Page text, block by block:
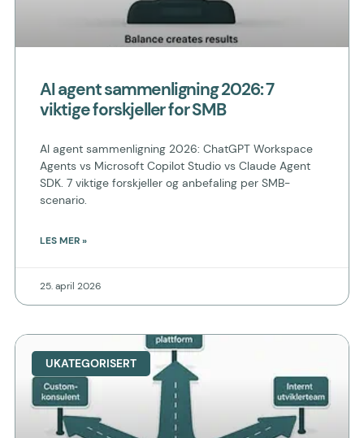
AI agent sammenligning 2026: 7
viktige forskjeller for SMB
AI agent sammenligning 2026: ChatGPT Workspace
Agents vs Microsoft Copilot Studio vs Claude Agent
SDK. 7 viktige forskjeller og anbefaling per SMB-
scenario.
LES MER »
25. april 2026
UKATEGORISERT